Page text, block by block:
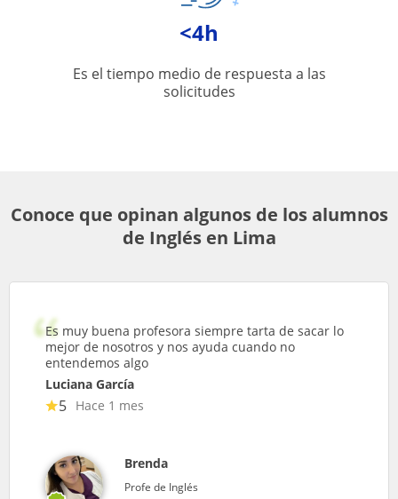
<4h
Es el tiempo medio de respuesta a las
solicitudes
Conoce que opinan algunos de los alumnos
de Inglés en Lima
Es muy buena profesora siempre tarta de sacar lo
mejor de nosotros y nos ayuda cuando no
entendemos algo
Luciana García
5 Hace 1 mes
Brenda
Profe de Inglés